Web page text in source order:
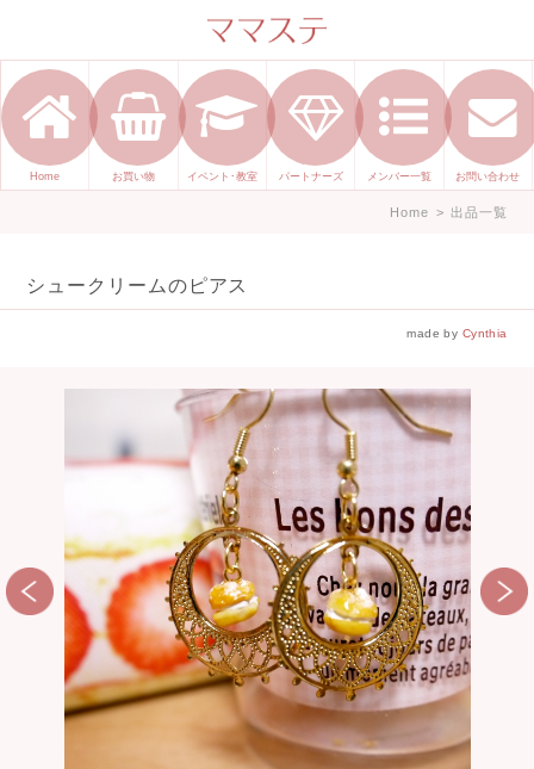
ママのかくれた才能発信します。
手づくり表現ステージ ママステ ハ
ンドメイド（手づくり）やスキル・
センスで表現したいママが集まって
ます。
Home お買い物 イベント･教室 パートナーズ メンバー一覧 お問い合わせ
Home > 出品一覧
シュークリームのピアス
made by Cynthia